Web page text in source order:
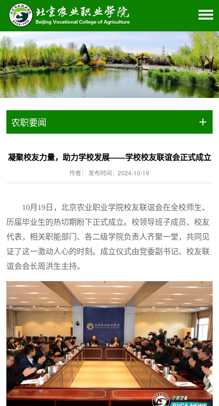
农职要闻
凝聚校友力量，助力学校发展——学校校友联谊会正式成立
作者： 发布时间：2024-10-19
10月19日，北京农业职业学院校友联谊会在全校师生、
历届毕业生的热切期盼下正式成立。校领导班子成员、校友
代表，相关职能部门、各二级学院负责人齐聚一堂，共同见
证了这一激动人心的时刻。成立仪式由党委副书记、校友联
谊会会长周洪生主持。